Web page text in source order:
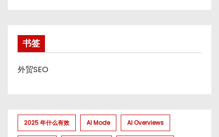
书签
外贸SEO
2025 年什么有效 AI Mode AI Overviews